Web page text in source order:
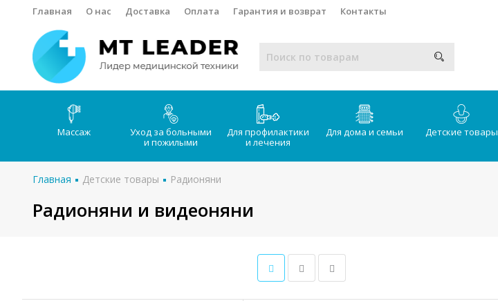
Главная О нас Доставка Оплата Гарантия и возврат Контакты
Массаж
Уход за больными
и пожилыми
Для профилактики
и лечения
Для дома и семьи Детские товары
Главная Детские товары Радионяни
Радионяни и видеоняни